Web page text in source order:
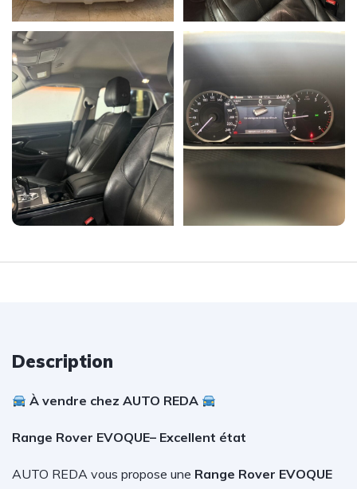
Description
À vendre chez AUTO REDA
Range Rover EVOQUE– Excellent état
AUTO REDA vous propose une Range Rover EVOQUE